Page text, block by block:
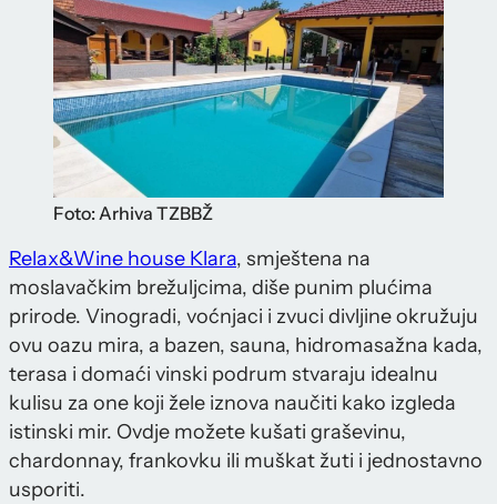
Foto: Arhiva TZBBŽ
Relax&Wine house Klara, smještena na
moslavačkim brežuljcima, diše punim plućima
prirode. Vinogradi, voćnjaci i zvuci divljine okružuju
ovu oazu mira, a bazen, sauna, hidromasažna kada,
terasa i domaći vinski podrum stvaraju idealnu
kulisu za one koji žele iznova naučiti kako izgleda
istinski mir. Ovdje možete kušati graševinu,
chardonnay, frankovku ili muškat žuti i jednostavno
usporiti.